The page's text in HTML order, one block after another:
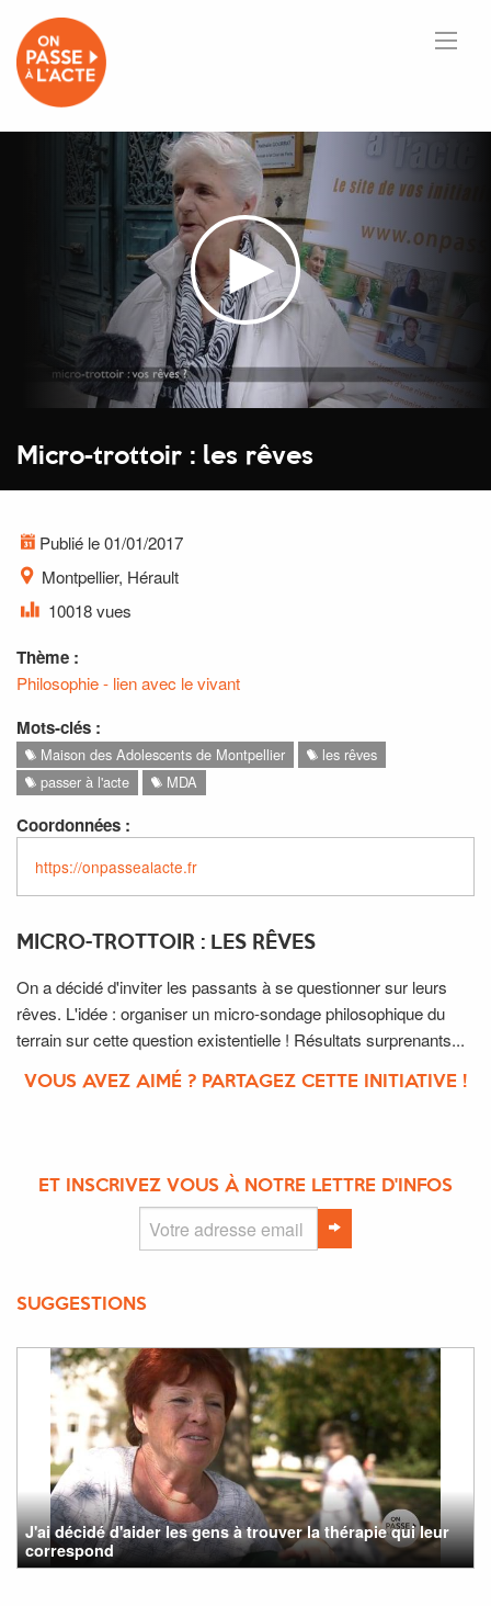
Micro-trottoir : les rêves
Publié le 01/01/2017
Montpellier, Hérault
10018 vues
Thème :
Philosophie - lien avec le vivant
Mots-clés :
Maison des Adolescents de Montpellier
les rêves
passer à l'acte
MDA
Coordonnées :
https://onpassealacte.fr
MICRO-TROTTOIR : LES RÊVES
On a décidé d'inviter les passants à se questionner sur leurs
rêves. L'idée : organiser un micro-sondage philosophique du
terrain sur cette question existentielle ! Résultats surprenants...
VOUS AVEZ AIMÉ ? PARTAGEZ CETTE INITIATIVE !
ET INSCRIVEZ VOUS À NOTRE LETTRE D'INFOS
SUGGESTIONS
J'ai décidé d'aider les gens à trouver la thérapie qui leur
correspond